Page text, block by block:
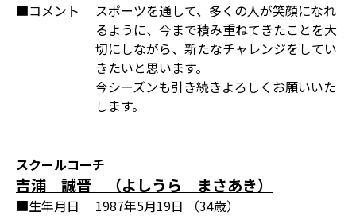
■コメント
スポーツを通して、多くの人が笑顔になれ
るように、今まで積み重ねてきたことを大
切にしながら、新たなチャレンジをしてい
きたいと思います。
今シーズンも引き続きよろしくお願いいた
します。
スクールコーチ
吉浦 誠晋 （よしうら まさあき）
■生年月日
1987年5月19日 （34歳）